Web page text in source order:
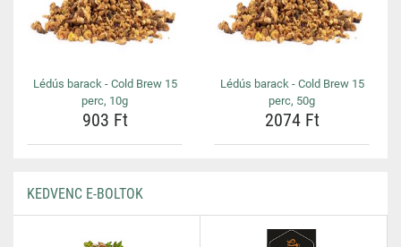
Lédús barack - Cold Brew 15
perc, 10g
903 Ft
Lédús barack - Cold Brew 15
perc, 50g
2074 Ft
KEDVENC E-BOLTOK